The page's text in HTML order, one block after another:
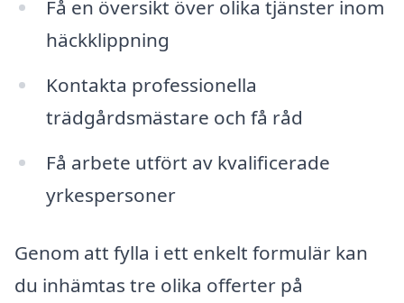
Få en översikt över olika tjänster inom
häckklippning
Kontakta professionella
trädgårdsmästare och få råd
Få arbete utfört av kvalificerade
yrkespersoner
Genom att fylla i ett enkelt formulär kan
du inhämtas tre olika offerter på